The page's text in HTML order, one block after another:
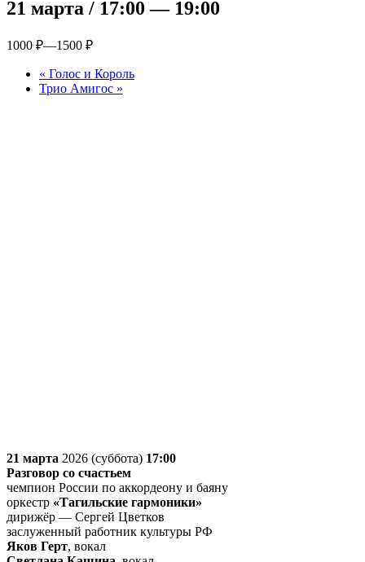
21 марта / 17:00 — 19:00
1000 ₽—1500 ₽
« Голос и Король
Трио Амигос »
21 марта 2026 (суббота) 17:00
Разговор со счастьем
чемпион России по аккордеону и баяну
оркестр «Тагильские гармоники»
дирижёр — Сергей Цветков
заслуженный работник культуры РФ
Яков Герт, вокал